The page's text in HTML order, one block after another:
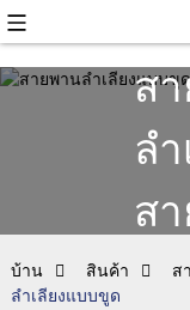
ส
ล
ส
บ้าน สินค้า ส
ลำเลียงแบบขูด